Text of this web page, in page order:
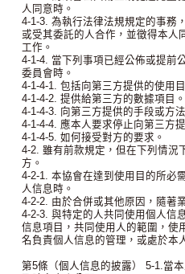
人同意時。
4-1-3. 為執行法律法規規定的事務
或受其委託的人合作，並徵得本人
工作。
4-1-4. 當下列事項已經公佈或提前
委員會時。
4-1-4-1. 包括向第三方提供的使用
4-1-4-2. 提供給第三方的數據項​​目。
4-1-4-3. 向第三方提供的手段或方法
4-1-4-4. 應本人要求停止向第三方
4-1-4-5. 如何接受對方的要求。
4-2. 雖有前款規定，但在下列情況
方。
4-2-1. 本協會在達到使用目的所必
人信息時。
4-2-2. 由於合併或其他原因，隨著
4-2-3. 與特定的人共同使用個人信
信息項目，共同使用人的範圍，使
名負責個人信息的管理，或處於本
第5條（個人信息的披露） 5-1.當